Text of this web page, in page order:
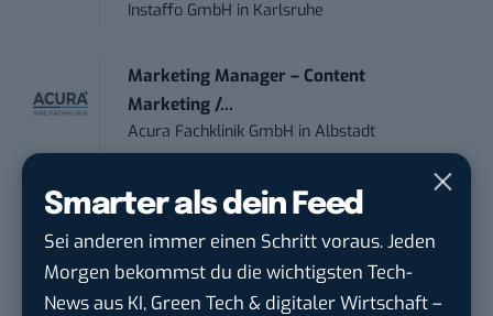
Smarter als dein Feed
Sei anderen immer einen Schritt voraus. Jeden
Morgen bekommst du die wichtigsten Tech-
News aus KI, Green Tech & digitaler Wirtschaft –
Instaffo GmbH in Karlsruhe
Marketing Manager – Content
Marketing /...
Acura Fachklinik GmbH inAlbstadt
Content Marketing Specialist Product &
Ferdinand Bilstein GmbH & Co. KGin
Ennepetal